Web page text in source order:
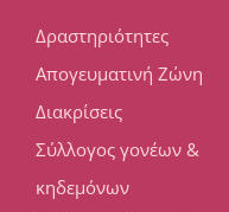
Δραστηριότητες
Απογευματινή Ζώνη
Διακρίσεις
Σύλλογος γονέων &
κηδεμόνων